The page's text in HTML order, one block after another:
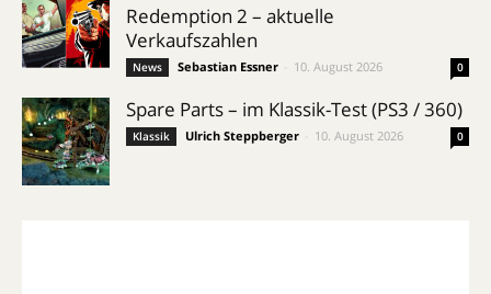
Redemption 2 – aktuelle
Verkaufszahlen
News Sebastian Essner 10. August 2026 0
Spare Parts – im Klassik-Test (PS3 / 360)
Klassik Ulrich Steppberger 10. August 2026 0